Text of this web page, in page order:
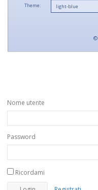
Theme:
©
Nome utente
Password
Ricordami